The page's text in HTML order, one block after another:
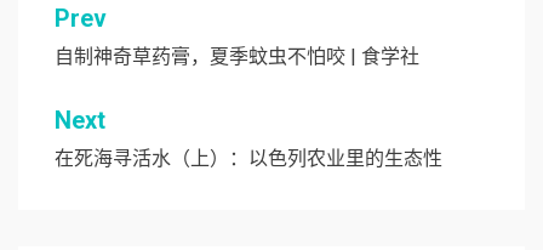
文
章
导
航
Prev
自制神奇草药膏，夏季蚊虫不怕咬 | 食学社
Next
在死海寻活水（上）：以色列农业里的生态性